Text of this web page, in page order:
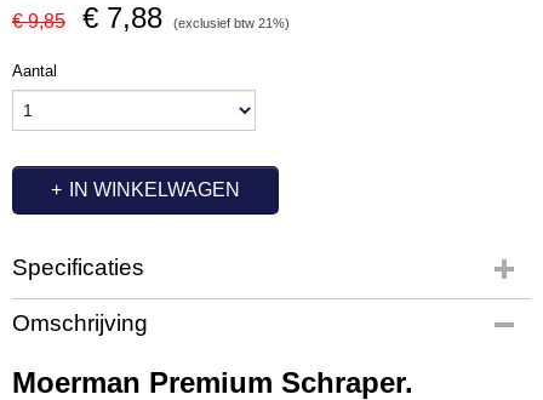
€ 9,85 € 7,88 (exclusief btw 21%)
Aantal
IN WINKELWAGEN
Specificaties
Productcode
MM1039
M17832
Omschrijving
Moerman Premium Schraper.